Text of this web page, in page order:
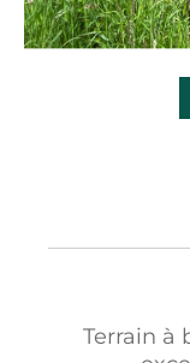
Terrain à
Pièces